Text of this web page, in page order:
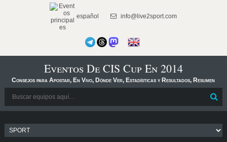
español info@live2sport.com
Eventos De CIS Cup En 2014
Consejos para Apostar, En Vivo, Dónde Ver, Estadísticas y Resultados, Resumen